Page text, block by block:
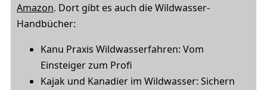
Amazon. Dort gibt es auch die Wildwasser-
Handbücher:
Kanu Praxis Wildwasserfahren: Vom
Einsteiger zum Profi
Kajak und Kanadier im Wildwasser: Sichern